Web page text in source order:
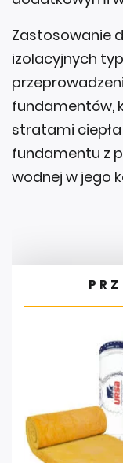
Zastosowanie
izolacyjnych
fundamentów,
stratami
fundamentu z
wodnej w jego